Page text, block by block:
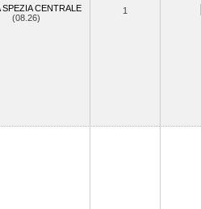
SPEZIA CENTRALE
(08.26)
1